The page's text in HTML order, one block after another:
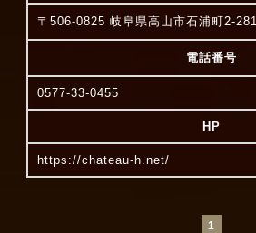
〒506-0825 岐阜県高山市石浦町2-281
電話番号
0577-33-0455
HP
https://chateau-h.net/
1